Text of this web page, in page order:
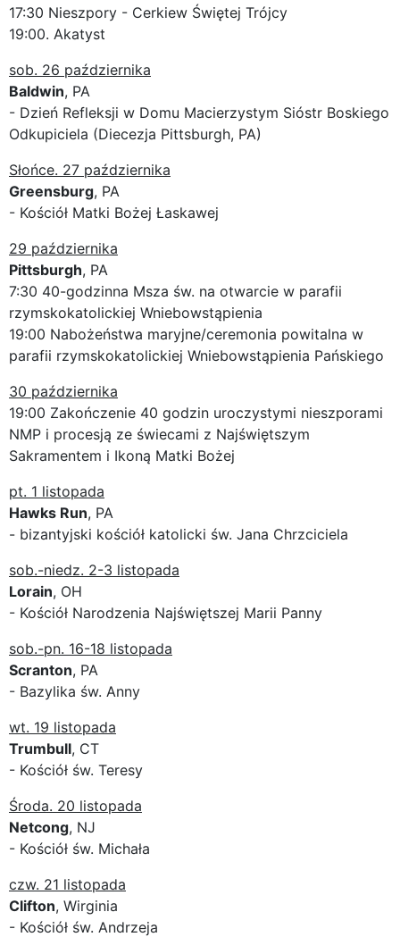
17:30 Nieszpory - Cerkiew Świętej Trójcy
19:00. Akatyst
sob. 26 października
Baldwin, PA
- Dzień Refleksji w Domu Macierzystym Sióstr Boskiego
Odkupiciela (Diecezja Pittsburgh, PA)
Słońce. 27 października
Greensburg, PA
- Kościół Matki Bożej Łaskawej
29 października
Pittsburgh, PA
7:30 40-godzinna Msza św. na otwarcie w parafii
rzymskokatolickiej Wniebowstąpienia
19:00 Nabożeństwa maryjne/ceremonia powitalna w
parafii rzymskokatolickiej Wniebowstąpienia Pańskiego
30 października
19:00 Zakończenie 40 godzin uroczystymi nieszporami
NMP i procesją ze świecami z Najświętszym
Sakramentem i Ikoną Matki Bożej
pt. 1 listopada
Hawks Run, PA
- bizantyjski kościół katolicki św. Jana Chrzciciela
sob.-niedz. 2-3 listopada
Lorain, OH
- Kościół Narodzenia Najświętszej Marii Panny
sob.-pn. 16-18 listopada
Scranton, PA
- Bazylika św. Anny
wt. 19 listopada
Trumbull, CT
- Kościół św. Teresy
Środa. 20 listopada
Netcong, NJ
- Kościół św. Michała
czw. 21 listopada
Clifton, Wirginia
- Kościół św. Andrzeja